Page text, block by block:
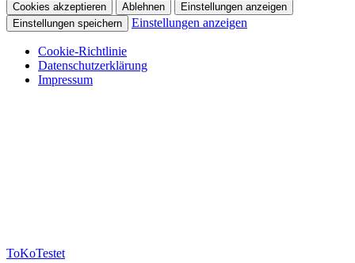
Cookies akzeptieren Ablehnen
Einstellungen anzeigen
Einstellungen speichern
Einstellungen anzeigen
Cookie-Richtlinie
Datenschutzerklärung
Impressum
ToKoTestet